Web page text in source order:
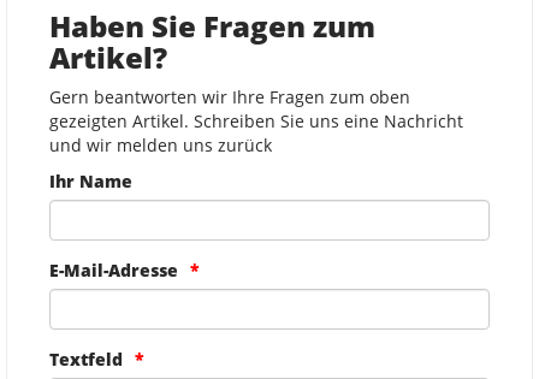
Haben Sie Fragen zum
Artikel?
Gern beantworten wir Ihre Fragen zum oben
gezeigten Artikel. Schreiben Sie uns eine Nachricht
und wir melden uns zurück
Ihr Name
E-Mail-Adresse
Textfeld